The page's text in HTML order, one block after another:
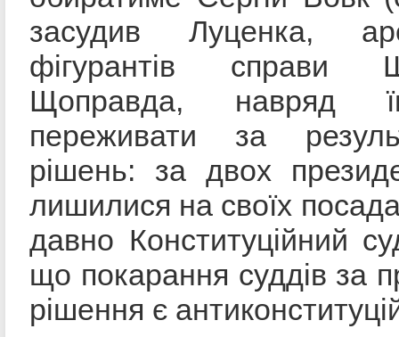
засудив Луценка,
фігурантів справи
Щоправда, навряд
переживати за
рішень: за двох
лишилися на своїх
давно Конституційний
що покарання суддів за
рішення є